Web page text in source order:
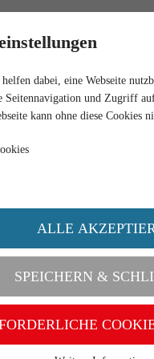
(MAGIRUS)
dabei, eine Webseite
und Zugriff
kann ohne diese Cookies
ALLE
SPEICHERN &